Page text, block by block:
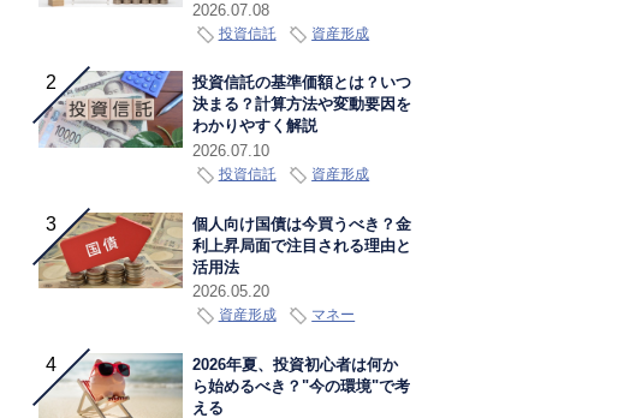
2026.07.08
投資信託 資産形成
投資信託の基準価額とは？いつ
決まる？計算方法や変動要因を
わかりやすく解説
2026.07.10
投資信託 資産形成
個人向け国債は今買うべき？金
利上昇局面で注目される理由と
活用法
2026.05.20
資産形成 マネー
2026年夏、投資初心者は何か
ら始めるべき？"今の環境"で考
える